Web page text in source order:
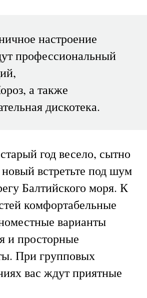
настроение
профессиональный
а также
дискотека.
год весело, сытно
встретьте под шум
Балтийского моря. К
комфортабельные
варианты
и просторные
При групповых
вас ждут приятные